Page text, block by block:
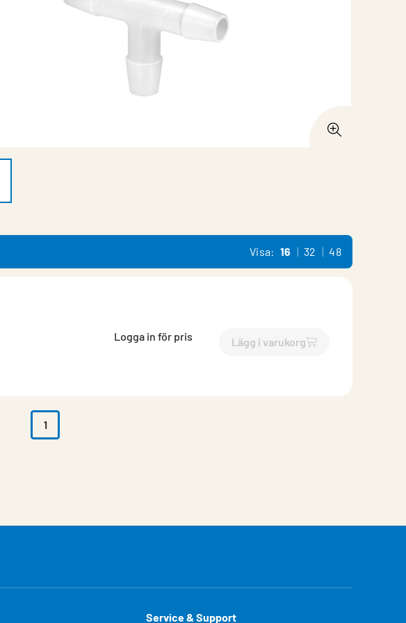
Visa: 16 32 48
Logga in för pris Lägg i varukorg
`$Lägg till
1
Service & Support